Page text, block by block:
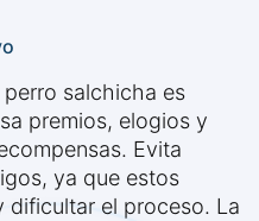
salchicha es
premios, elogios y
Evita
ya que estos
dificultar el proceso. La